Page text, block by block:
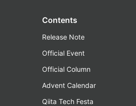
Contents
Release Note
Official Event
Official Column
Advent Calendar
Qiita Tech Festa